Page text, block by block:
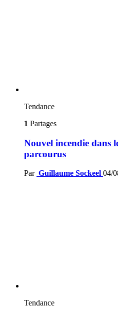
Tendance
1 Partages
Nouvel incendie dans
parcourus
Par Guillaume Sockeel 04/
Tendance